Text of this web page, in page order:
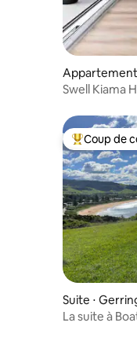
Appartement
Swell Kiama Hébergement de charme en
Coups de
Coup de
Suite ⋅
La suite à